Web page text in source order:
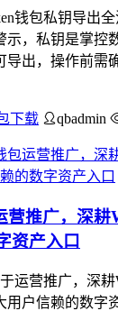
钱包私钥导出
示，私钥是掌控
导出，操作前需
下载 qbadmin
营推广，深耕
资产入口
运营推广，深
用户信赖的数字